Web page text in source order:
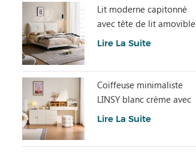
Lit moderne capitonné
avec tête de lit amovible
BC663-A
Lire La Suite
Coiffeuse minimaliste
LINSY blanc crème avec
armoire UD6C-A
Lire La Suite